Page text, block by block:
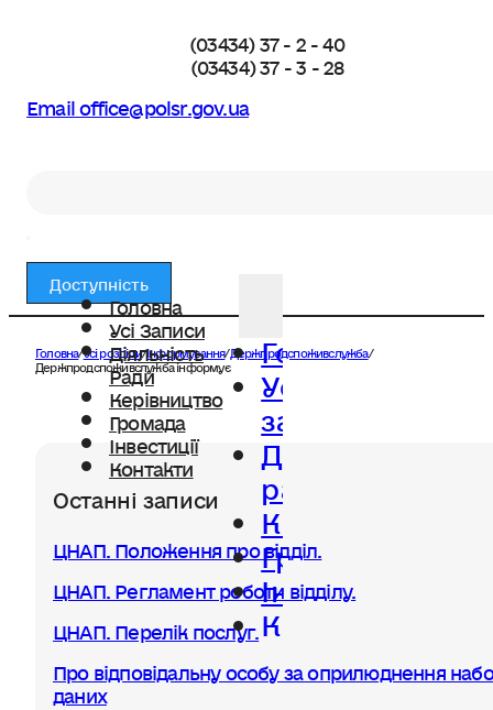
(03434) 37 - 2 - 40
(03434) 37 - 3 - 28
Email office@polsr.gov.ua
Головна
Усі Записи
Діяльність
Ради
Керівництво
Громада
Інвестиції
Контакти
Головна
Усі
записи
Діяльність
ради
Керівництво
Громада
Інвестиції
Контакти
Доступність
Головна/Усі розділи/Інформування/Держпродспоживслужба/
Держпродспоживслужба інформує
Останні записи
ЦНАП. Положення про відділ.
ЦНАП. Регламент роботи відділу.
ЦНАП. Перелік послуг.
Про відповідальну особу за оприлюднення
даних